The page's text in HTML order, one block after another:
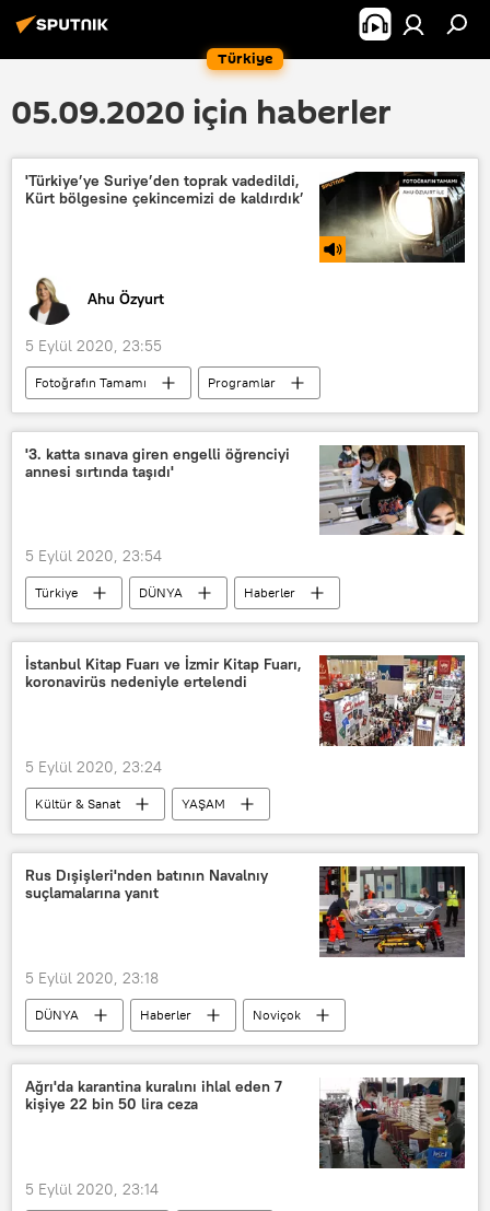
Türkiye
05.09.2020 için haberler
'Türkiye’ye Suriye’den toprak vadedildi,
Kürt bölgesine çekincemizi de kaldırdık’
Ahu Özyurt
5 Eylül 2020, 23:55
Fotoğrafın Tamamı
Programlar
RADYO
Neçirvan Barzani
Suriye
ABD
idam
Avrupa İnsan Hakları Mahkemesi (AİHM)
'3. katta sınava giren engelli öğrenciyi
annesi sırtında taşıdı'
5 Eylül 2020, 23:54
Türkiye DÜNYA
Haberler
TÜRKİYE
Ankara
burs
Sınav
Engelli Öğrenci
İstanbul Kitap Fuarı ve İzmir Kitap Fuarı,
koronavirüs nedeniyle ertelendi
5 Eylül 2020, 23:24
Kültür & Sanat
YAŞAM
Haberler
KORONAVİRÜS
TÜRKİYE
İstanbul
İzmir
TÜYAP
Kitap fuarı
Rus Dışişleri'nden batının Navalnıy
suçlamalarına yanıt
5 Eylül 2020, 23:18
DÜNYA Haberler
Noviçok
Rusya
Ağrı'da karantina kuralını ihlal eden 7
kişiye 22 bin 50 lira ceza
5 Eylül 2020, 23:14